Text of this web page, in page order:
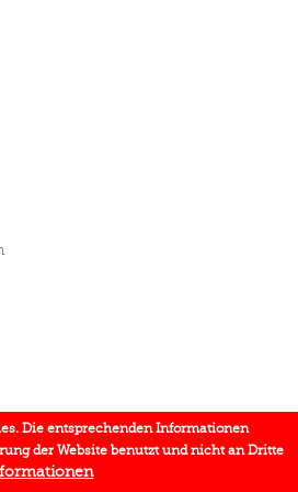
Die entsprechenden Informationen
der Website benutzt und nicht an Dritte